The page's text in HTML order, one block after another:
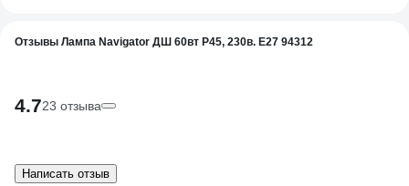
Отзывы Лампа Navigator ДШ 60вт Р45, 230в. Е27 94312
4.723 отзыва
Написать отзыв